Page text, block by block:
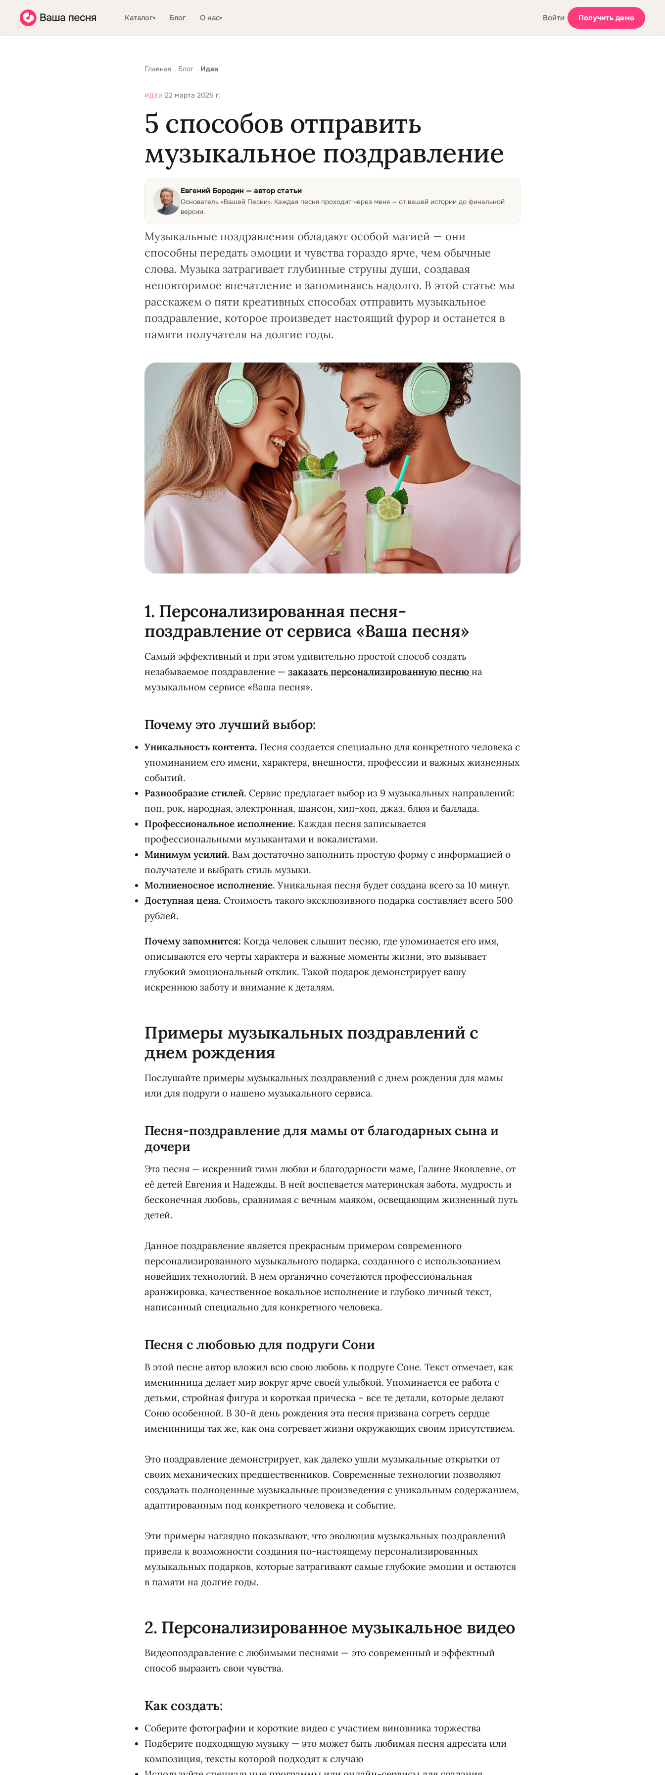
Каталог▾ Блог О нас▾ Войти Получить демо
Главная→ Блог→ Идеи
ИДЕИ·22 марта 2025 г.
5 способов отправить
музыкальное поздравление
Евгений Бородин — автор статьи
Основатель «Вашей Песни». Каждая песня проходит через меня — от вашей истории до финальной
версии.
Музыкальные поздравления обладают особой магией — они
способны передать эмоции и чувства гораздо ярче, чем обычные
слова. Музыка затрагивает глубинные струны души, создавая
неповторимое впечатление и запоминаясь надолго. В этой статье мы
расскажем о пяти креативных способах отправить музыкальное
поздравление, которое произведет настоящий фурор и останется в
памяти получателя на долгие годы.
1. Персонализированная песня-
поздравление от сервиса «Ваша песня»
Самый эффективный и при этом удивительно простой способ создать
незабываемое поздравление — заказать персонализированную песню на
музыкальном сервисе «Ваша песня».
Почему это лучший выбор:
Уникальность контента. Песня создается специально для конкретного человека с
упоминанием его имени, характера, внешности, профессии и важных жизненных
событий.
Разнообразие стилей. Сервис предлагает выбор из 9 музыкальных направлений:
поп, рок, народная, электронная, шансон, хип-хоп, джаз, блюз и баллада.
Профессиональное исполнение. Каждая песня записывается
профессиональными музыкантами и вокалистами.
Минимум усилий. Вам достаточно заполнить простую форму с информацией о
получателе и выбрать стиль музыки.
Молниеносное исполнение. Уникальная песня будет создана всего за 10 минут.
Доступная цена. Стоимость такого эксклюзивного подарка составляет всего 500
рублей.
Почему запомнится: Когда человек слышит песню, где упоминается его имя,
описываются его черты характера и важные моменты жизни, это вызывает
глубокий эмоциональный отклик. Такой подарок демонстрирует вашу
искреннюю заботу и внимание к деталям.
Примеры музыкальных поздравлений с
днем рождения
Послушайте примеры музыкальных поздравлений с днем рождения для мамы
или для подруги о нашено музыкального сервиса.
Песня-поздравление для мамы от благодарных сына и
дочери
Эта песня — искренний гимн любви и благодарности маме, Галине Яковлевне, от
её детей Евгения и Надежды. В ней воспевается материнская забота, мудрость и
бесконечная любовь, сравнимая с вечным маяком, освещающим жизненный путь
детей.
Данное поздравление является прекрасным примером современного
персонализированного музыкального подарка, созданного с использованием
новейших технологий. В нем органично сочетаются профессиональная
аранжировка, качественное вокальное исполнение и глубоко личный текст,
написанный специально для конкретного человека.
Песня с любовью для подруги Сони
В этой песне автор вложил всю свою любовь к подруге Соне. Текст отмечает, как
именинница делает мир вокруг ярче своей улыбкой. Упоминается ее работа с
детьми, стройная фигура и короткая прическа – все те детали, которые делают
Соню особенной. В 30-й день рождения эта песня призвана согреть сердце
именинницы так же, как она согревает жизни окружающих своим присутствием.
Это поздравление демонстрирует, как далеко ушли музыкальные открытки от
своих механических предшественников. Современные технологии позволяют
создавать полноценные музыкальные произведения с уникальным содержанием,
адаптированным под конкретного человека и событие.
Эти примеры наглядно показывают, что эволюция музыкальных поздравлений
привела к возможности создания по-настоящему персонализированных
музыкальных подарков, которые затрагивают самые глубокие эмоции и остаются
в памяти на долгие годы.
2. Персонализированное музыкальное видео
Видеопоздравление с любимыми песнями — это современный и эффектный
способ выразить свои чувства.
Как создать:
Соберите фотографии и короткие видео с участием виновника торжества
Подберите подходящую музыку — это может быть любимая песня адресата или
композиция, тексты которой подходят к случаю